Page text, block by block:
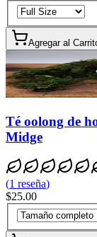
Agregar al
Té oolong de
Midge
(1 reseña)
$25.00